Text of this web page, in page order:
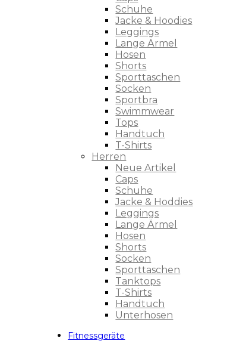
Schuhe
Jacke & Hoodies
Leggings
Lange Ärmel
Hosen
Shorts
Sporttaschen
Socken
Sportbra
Swimmwear
Tops
Handtuch
T-Shirts
Herren
Neue Artikel
Caps
Schuhe
Jacke & Hoddies
Leggings
Lange Ärmel
Hosen
Shorts
Socken
Sporttaschen
Tanktops
T-Shirts
Handtuch
Unterhosen
Fitnessgeräte